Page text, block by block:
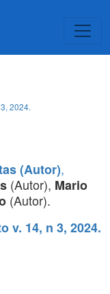
2024.
(Autor),
(Autor), Mario
(Autor).
v. 14, n 3, 2024.